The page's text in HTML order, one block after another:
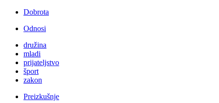
Dobrota
Odnosi
družina
mladi
prijateljstvo
šport
zakon
Preizkušnje